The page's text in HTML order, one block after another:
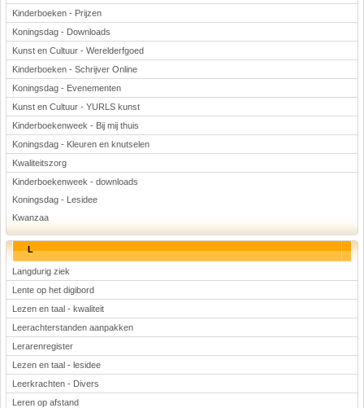
Kinderboeken - Prijzen
Koningsdag - Downloads
Kunst en Cultuur - Werelderfgoed
Kinderboeken - Schrijver Online
Koningsdag - Evenementen
Kunst en Cultuur - YURLS kunst
Kinderboekenweek - Bij mij thuis
Koningsdag - Kleuren en knutselen
Kwaliteitszorg
Kinderboekenweek - downloads
Koningsdag - Lesidee
Kwanzaa
L
Langdurig ziek
Lente op het digibord
Lezen en taal - kwaliteit
Leerachterstanden aanpakken
Lerarenregister
Lezen en taal - lesidee
Leerkrachten - Divers
Leren op afstand